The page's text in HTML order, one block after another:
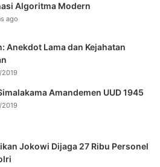
Algoritma Modern
ago
Anekdot Lama dan Kejahatan
Amandemen UUD 1945
Jokowi Dijaga 27 Ribu Personel